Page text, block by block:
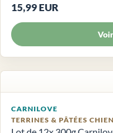
15,99 EUR
CARNILOVE
TERRINES & PÂTÉES CHIEN